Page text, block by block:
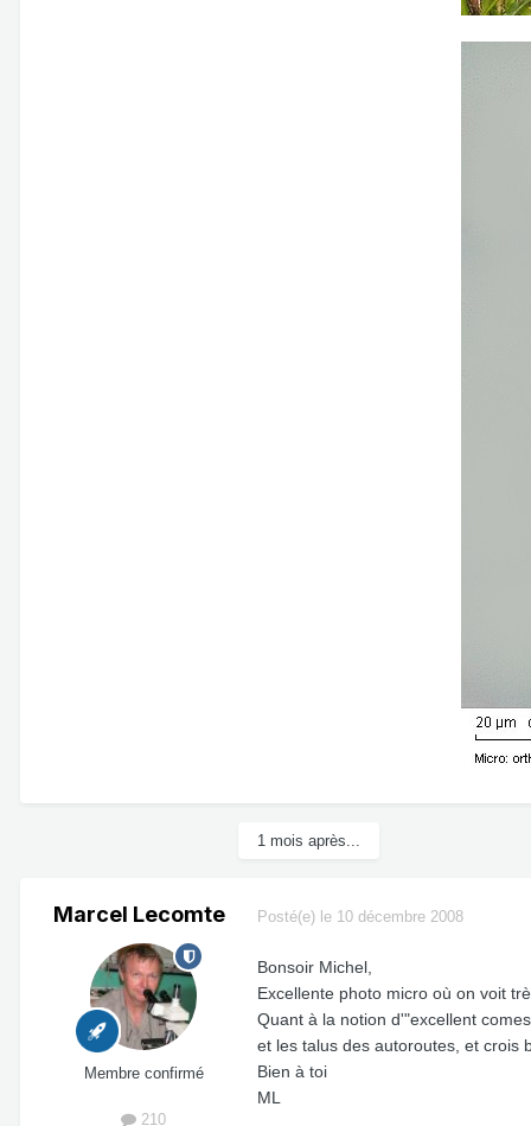
1 mois après...
Marcel Lecomte
Membre confirmé
210
Posté(e) le 10 décembre 2008
Bonsoir Michel,
Excellente photo micro où on voit
Quant à la notion d'"excellent
et les talus des autoroutes, et crois
Bien à toi
ML